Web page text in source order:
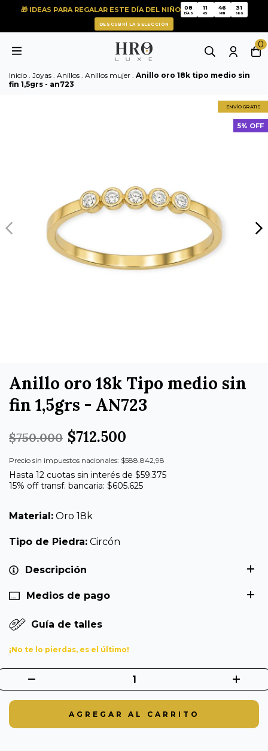
🎁 IDEAS PARA REGALAR ESTE DÍA DEL NIÑO
08
08
DÍAS
11
11
HS
46
46
MIN
31
31
SEG
DESCUBRÍ LA SELECCIÓN
0
Inicio Joyas Anillos Anillos mujer Anillo oro 18k tipo medio sin
fin 1,5grs - an723
ENVÍO GRATIS
5% OFF
Anillo oro 18k Tipo medio sin
fin 1,5grs - AN723
$750.000 $712.500
Precio sin impuestos nacionales: $588.842,98
Hasta 12 cuotas sin interés de $59.375
15% off transf. bancaria: $605.625
Material: Oro 18k
Tipo de Piedra: Circón
Descripción
Medios de pago
Guía de talles
¡No te lo pierdas, es el último!